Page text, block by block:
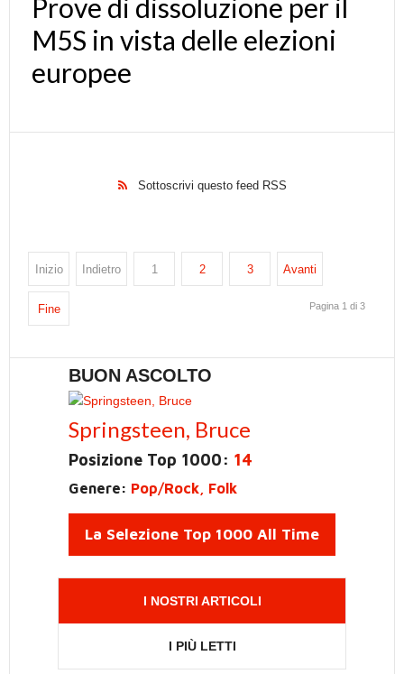
Prove di dissoluzione per il
M5S in vista delle elezioni
europee
Sottoscrivi questo feed RSS
Inizio Indietro 1 2 3 Avanti
Fine Pagina 1 di 3
BUON ASCOLTO
Springsteen, Bruce
Posizione Top 1000: 14
Genere: Pop/Rock, Folk
La Selezione Top 1000 All Time
I NOSTRI ARTICOLI
I PIÙ LETTI